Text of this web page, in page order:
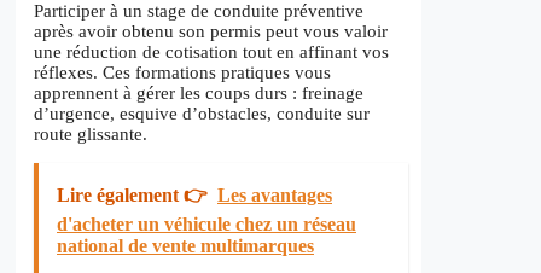
Participer à un stage de conduite préventive
après avoir obtenu son permis peut vous valoir
une réduction de cotisation tout en affinant vos
réflexes. Ces formations pratiques vous
apprennent à gérer les coups durs : freinage
d’urgence, esquive d’obstacles, conduite sur
route glissante.
Lire également 👉 Les avantages
d'acheter un véhicule chez un réseau
national de vente multimarques